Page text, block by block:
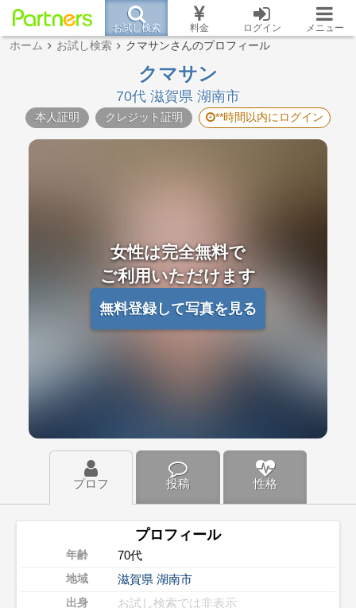
お試し検索 料金 ログイン メニュー
ホーム お試し検索 クマサンさんのプロフィール
クマサン
70代 滋賀県 湖南市
本人証明 クレジット証明 **時間以内にログイン
女性は完全無料で
ご利用いただけます
無料登録して写真を見る
プロフ 投稿 性格
プロフィール
年齢 70代
地域 滋賀県 湖南市
出身 お試し検索では非表示